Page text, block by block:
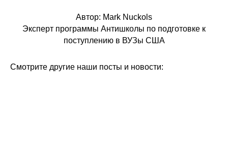
Автор: Mark Nuckols
Эксперт программы Антишколы по подготовке к
поступлению в ВУЗы США
Смотрите другие наши посты и новости: